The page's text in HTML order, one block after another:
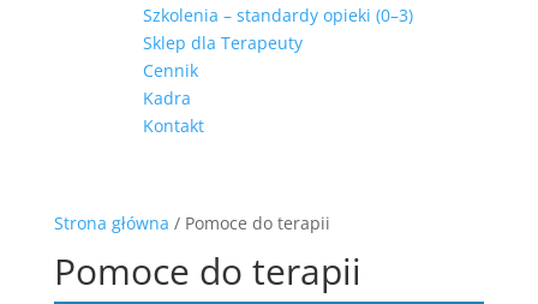
Szkolenia – standardy opieki (0–3)
Sklep dla Terapeuty
Cennik
Kadra
Kontakt
Strona główna / Pomoce do terapii
Pomoce do terapii